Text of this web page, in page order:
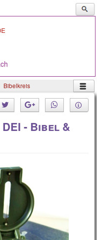
...
Bibelkreis
- Bibel &